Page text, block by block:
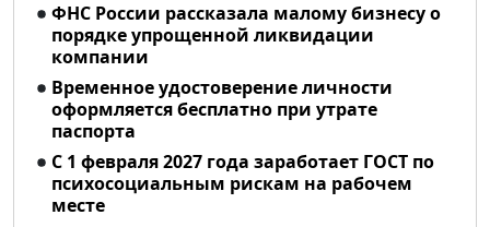
ФНС России рассказала малому бизнесу о
порядке упрощенной ликвидации
компании
Временное удостоверение личности
оформляется бесплатно при утрате
паспорта
С 1 февраля 2027 года заработает ГОСТ по
психосоциальным рискам на рабочем
месте